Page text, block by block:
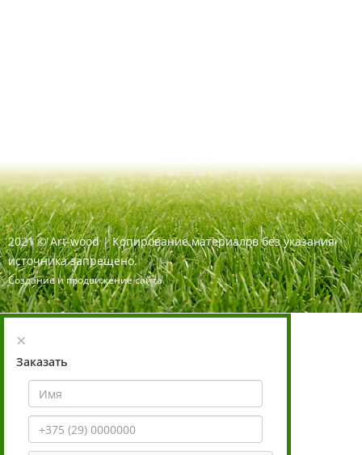
2021 ©Art-wood |Копирование материалов без указания
источника запрещено.
Создание и продвижение сайта
×
Заказать